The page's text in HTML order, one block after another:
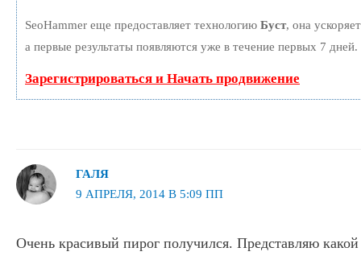
SeoHammer еще предоставляет технологию Буст, она
а первые результаты появляются уже в течение первых 7 дней.
Зарегистрироваться и Начать продвижение
ГАЛЯ
9 АПРЕЛЯ, 2014 В 5:09 ПП
Очень красивый пирог получился. Представляю